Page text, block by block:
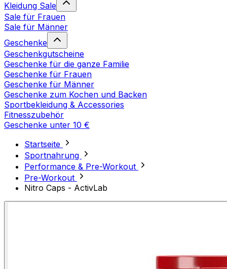
Kleidung Sale
Sale für Frauen
Sale für Männer
Geschenke
Geschenkgutscheine
Geschenke für die ganze Familie
Geschenke für Frauen
Geschenke für Männer
Geschenke zum Kochen und Backen
Sportbekleidung & Accessories
Fitnesszubehör
Geschenke unter 10 €
Startseite
Sportnahrung
Performance & Pre-Workout
Pre-Workout
Nitro Caps - ActivLab